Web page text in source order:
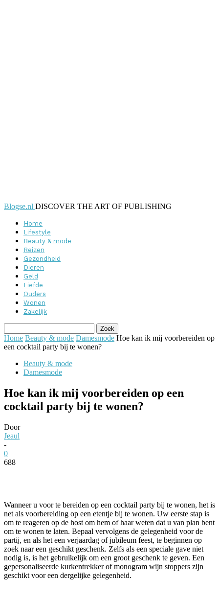
Blogse.nl DISCOVER THE ART OF PUBLISHING
Home
Lifestyle
Beauty & mode
Reizen
Gezondheid
Dieren
Geld
Liefde
Ouders
Wonen
Zakelijk
Home Beauty & mode Damesmode Hoe kan ik mij voorbereiden op
een cocktail party bij te wonen?
Beauty & mode
Damesmode
Hoe kan ik mij voorbereiden op een
cocktail party bij te wonen?
Door
Jeaul
-
0
688
Wanneer u voor te bereiden op een cocktail party bij te wonen, het is
net als voorbereiding op een etentje bij te wonen. Uw eerste stap is
om te reageren op de host om hem of haar weten dat u van plan bent
om te wonen te laten. Bepaal vervolgens de gelegenheid voor de
partij, en als het een verjaardag of jubileum feest, te beginnen op
zoek naar een geschikt geschenk. Zelfs als een speciale gave niet
nodig is, is het gebruikelijk om een groot geschenk te geven. Een
gepersonaliseerde kurkentrekker of monogram wijn stoppers zijn
geschikt voor een dergelijke gelegenheid.